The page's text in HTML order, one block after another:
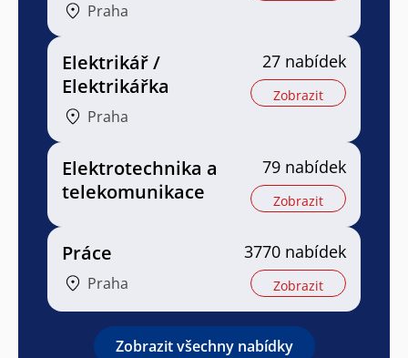
Praha
Elektrikář /
Elektrikářka
Praha
27 nabídek
Zobrazit
Elektrotechnika a
telekomunikace
79 nabídek
Zobrazit
Práce
Praha
3770 nabídek
Zobrazit
Zobrazit všechny nabídky